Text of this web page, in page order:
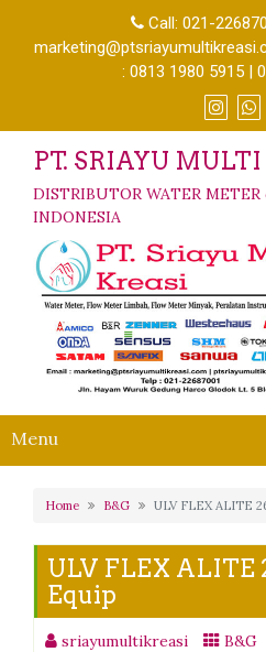
Call: 021-
: 0813 1980 5915 |
PT. SRIAYU
DISTRIBUTOR WATER
INDONESIA
Menu
Home B&G ULV FLEX ALITE
ULV FLEX ALITE
Equip
sriayumultikreasi B&G